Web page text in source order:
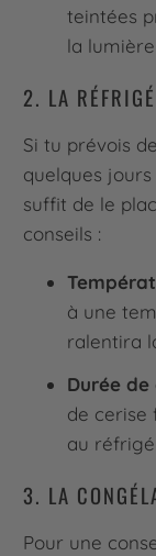
teintées
la
2. LA
Si tu prévois
quelques
suffit de le
conseils :
à une
ralentira
Durée
de cerise
au
3. LA
Pour une